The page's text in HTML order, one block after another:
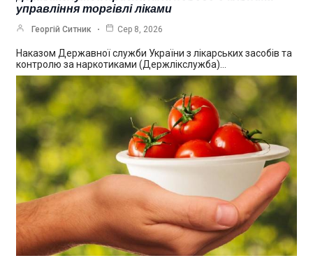
управління торгівлі ліками
Георгій Ситник Сер 8, 2026
Наказом Державної служби України з лікарських засобів та
контролю за наркотиками (Держлікслужба)…